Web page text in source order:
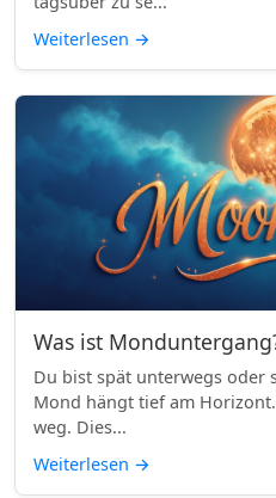
Weiterlesen →
Was ist
Du bist spät unterwegs oder
Mond hängt tief am
weg. Dies...
Weiterlesen →